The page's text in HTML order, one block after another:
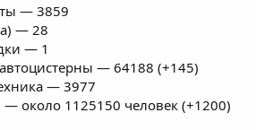
— 3859
— 28
— 1
— 64188 (+145)
— 3977
около 1125150 человек (+1200)